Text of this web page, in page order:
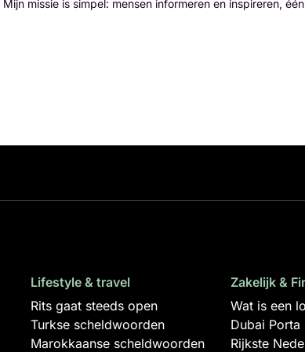
missie is simpel: mensen informeren en inspireren,
Lifestyle & travel
Rits gaat steeds open
Turkse scheldwoorden
Marokkaanse scheldwoorden
Zakelijk &
Wat is een
Dubai Porta
Rijkste